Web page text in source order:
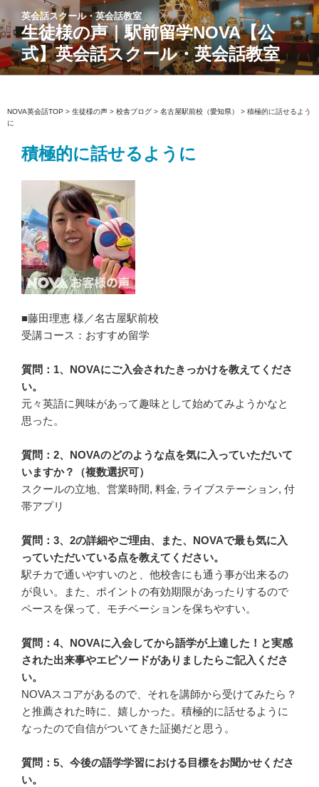
ン
テ
ン
ツ
ス
キ
英会話スクール・英会話教室
生徒様の声｜駅前留学NOVA【公
式】英会話スクール・英会話教室
NOVA英会話TOP > 生徒様の声 > 校舎ブログ > 名古屋駅前校（愛知県） > 積極的に話せるよう
に
積極的に話せるように
■藤田理恵 様／名古屋駅前校
受講コース：おすすめ留学
質問：1、NOVAにご入会されたきっかけを教えてくださ
い。
元々英語に興味があって趣味として始めてみようかなと
思った。
質問：2、NOVAのどのような点を気に入っていただいて
いますか？（複数選択可）
スクールの立地、営業時間, 料金, ライブステーション, 付
帯アプリ
質問：3、2の詳細やご理由、また、NOVAで最も気に入
っていただいている点を教えてください。
駅チカで通いやすいのと、他校舎にも通う事が出来るの
が良い。また、ポイントの有効期限があったりするので
ペースを保って、モチベーションを保ちやすい。
質問：4、NOVAに入会してから語学が上達した！と実感
された出来事やエピソードがありましたらご記入くださ
い。
NOVAスコアがあるので、それを講師から受けてみたら？
と推薦された時に、嬉しかった。積極的に話せるように
なったので自信がついてきた証拠だと思う。
質問：5、今後の語学学習における目標をお聞かせくださ
い。